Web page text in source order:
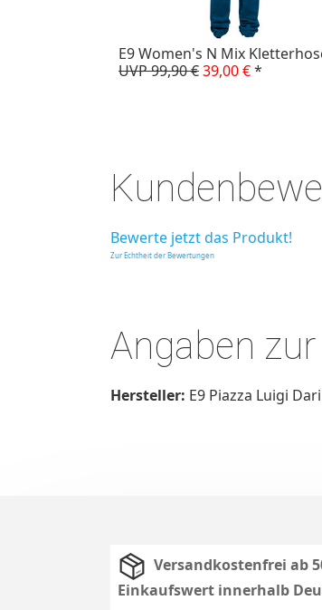
E9 Women's N Mix
UVP 99,90 €39,00 €*
Bewerte jetzt das Produkt!
Zur Echtheit der Bewertungen
Angaben
Hersteller: E9 Piazza Luigi
Versandkostenfrei ab
Einkaufswert innerhalb